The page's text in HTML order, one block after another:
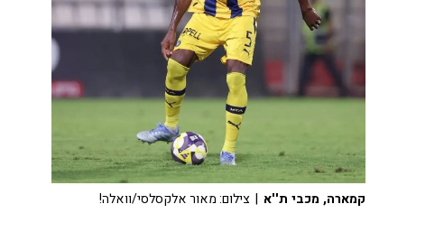
קמארה, מכבי ת''א | צילום: מאור אלקסלסי/וואלה!